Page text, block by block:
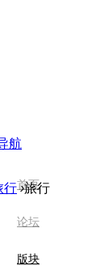
航
首页
论坛
版块
行 ›旅行